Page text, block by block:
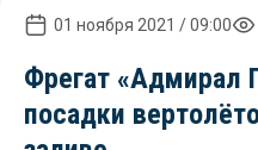
01 ноября 2021 / 09:00
Фрегат «Адмирал
посадки